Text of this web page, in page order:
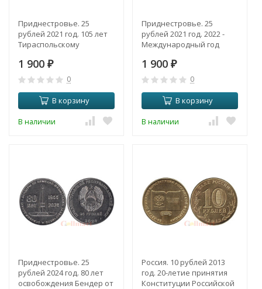
Приднестровье. 25
рублей 2021 год. 105 лет
Тираспольскому
народных депутатов.
1 900 ₽
0
В корзину
В наличии
Приднестровье. 25
рублей 2021 год. 2022 -
Международный год
и аквакультуры.
1 900 ₽
0
В корзину
В наличии
Приднестровье. 25
рублей 2024 год. 80 лет
освобождения Бендер от
Россия. 10 рублей 2013
год. 20-летие принятия
Конституции Российской